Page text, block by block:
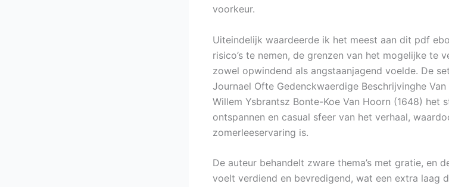
voorkeur.
Uiteindelijk waardeerde ik het meest aan dit pdf
risico’s te nemen, de grenzen van het mogelijke te
zowel opwindend als angstaanjagend voelde. De
Journael Ofte Gedenckwaerdige Beschrijvinghe
Willem Ysbrantsz Bonte-Koe Van Hoorn (1648) het
ontspannen en casual sfeer van het verhaal,
zomerleeservaring is.
De auteur behandelt zware thema’s met gratie, en
voelt verdiend en bevredigend, wat een extra laag